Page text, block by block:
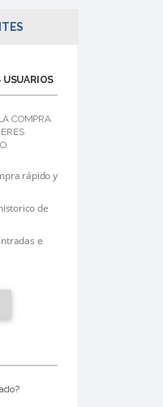
USUARIOS
COMPRA
rápido y
de
e